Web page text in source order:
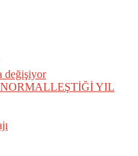
değişiyor
YIL